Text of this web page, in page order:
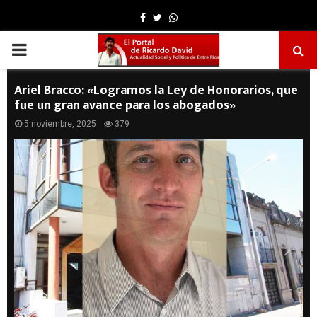
Facebook
TwitterWhatsapp
PRIMARY
MENU
Ariel Bracco: «Logramos la Ley de Honorarios, que
fue un gran avance para los abogados»
5 noviembre, 2025 379